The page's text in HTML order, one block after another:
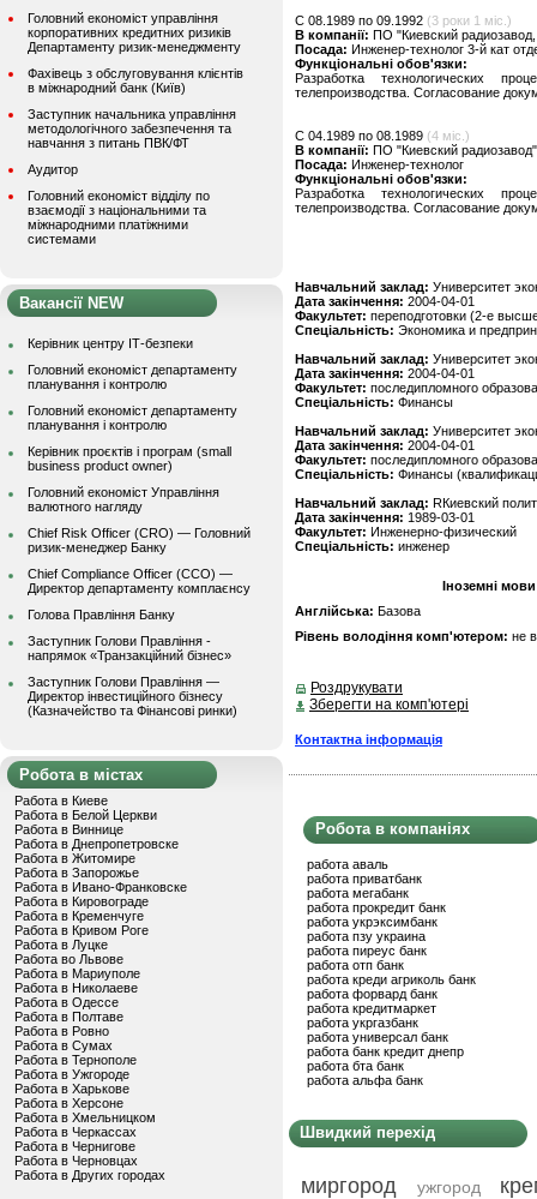
Головний економіст управління
корпоративних кредитних ризиків
Департаменту ризик-менеджменту
Фахівець з обслуговування клієнтів
в міжнародний банк (Київ)
Заступник начальника управління
методологічного забезпечення та
навчання з питань ПВК/ФТ
Аудитор
Головний економіст відділу по
взаємодії з національними та
міжнародними платіжними
системами
Вакансії NEW
Керівник центру ІТ-безпеки
Головний економіст департаменту
планування і контролю
Головний економіст департаменту
планування і контролю
Керівник проєктів і програм (small
business product owner)
Головний економіст Управління
валютного нагляду
Chief Risk Officer (CRO) — Головний
ризик-менеджер Банку
Chief Compliance Officer (CCO) —
Директор департаменту комплаєнсу
Голова Правління Банку
Заступник Голови Правління -
напрямок «Транзакційний бізнес»
Заступник Голови Правління —
Директор інвестиційного бізнесу
(Казначейство та Фінансові ринки)
Робота в містах
Работа в Киеве
Работа в Белой Церкви
Работа в Виннице
Работа в Днепропетровске
Работа в Житомире
Работа в Запорожье
Работа в Ивано-Франковске
Работа в Кировограде
Работа в Кременчуге
Работа в Кривом Роге
Работа в Луцке
Работа во Львове
Работа в Мариуполе
Работа в Николаеве
Работа в Одессе
Работа в Полтаве
Работа в Ровно
Работа в Сумах
Работа в Тернополе
Работа в Ужгороде
Работа в Харькове
Работа в Херсоне
Работа в Хмельницком
Работа в Черкассах
Работа в Чернигове
Работа в Черновцах
Работа в Других городах
C 08.1989 по 09.1992 (3 роки 1 міс.)
В компанії: ПО "Киевский радиозавод,
Посада: Инженер-технолог 3-й кат
Функціональні обов'язки:
Разработка технологических
телепроизводства. Согласование
C 04.1989 по 08.1989 (4 міс.)
В компанії: ПО "Киевский
Посада: Инженер-технолог
Функціональні обов'язки:
Разработка технологических
телепроизводства. Согласование
Навчальний заклад: Университет
Дата закінчення: 2004-04-01
Факультет: переподготовки (2-е
Спеціальність: Экономика и
Навчальний заклад: Университет
Дата закінчення: 2004-04-01
Факультет: последипломного
Спеціальність: Финансы
Навчальний заклад: Университет
Дата закінчення: 2004-04-01
Факультет: последипломного
Спеціальність: Финансы
Навчальний заклад: RКиевский
Дата закінчення: 1989-03-01
Факультет: Инженерно-физический
Спеціальність: инженер
Іноземні
Англійська: Базова
Рівень володіння комп'ютером: не
Роздрукувати
Зберегти на комп'ютері
Контактна інформація
Робота в компаніях
работа аваль
работа приватбанк
работа мегабанк
работа прокредит банк
работа укрэксимбанк
работа пзу украина
работа пиреус банк
работа отп банк
работа креди агриколь банк
работа форвард банк
работа кредитмаркет
работа укргазбанк
работа универсал банк
работа банк кредит днепр
работа бта банк
работа альфа банк
Швидкий перехід
миргород ужгород